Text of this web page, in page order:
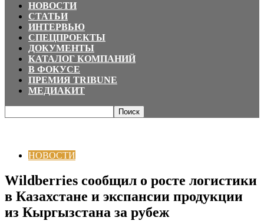
НОВОСТИ
СТАТЬИ
ИНТЕРВЬЮ
СПЕЦПРОЕКТЫ
ДОКУМЕНТЫ
КАТАЛОГ КОМПАНИЙ
В ФОКУСЕ
ПРЕМИЯ TRIBUNE
МЕДИАКИТ
НОВОСТИ
Wildberries сообщил о росте логистики
в Казахстане и экспансии продукции
из Кыргызстана за рубеж